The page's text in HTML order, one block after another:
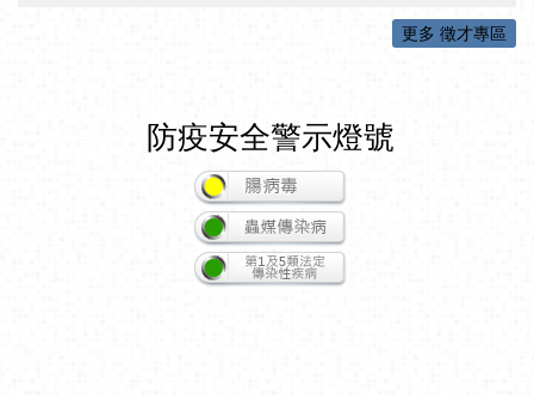
更多 徵才專區
防疫安全警示燈號